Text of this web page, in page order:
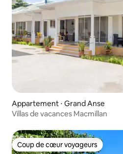
Appartement ⋅ Grand Anse
Villas de vacances Macmillan
Coup de cœur voyageurs
Coup de cœur voyageurs